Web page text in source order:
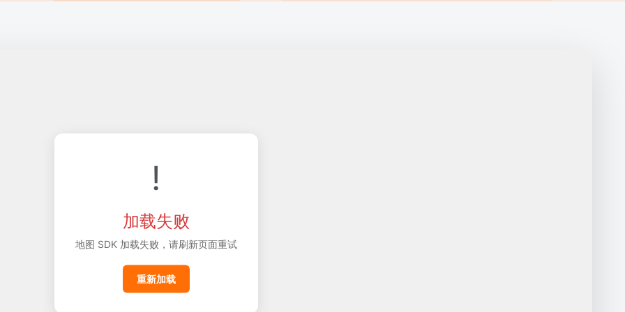
!
加载失败
地图 SDK 加载失败，请刷新页面重试
重新加载